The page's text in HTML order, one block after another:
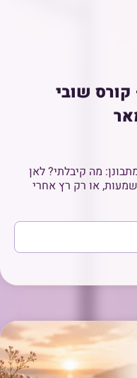
שובי
מה קיבלתי? לאן
או רק רץ אחרי